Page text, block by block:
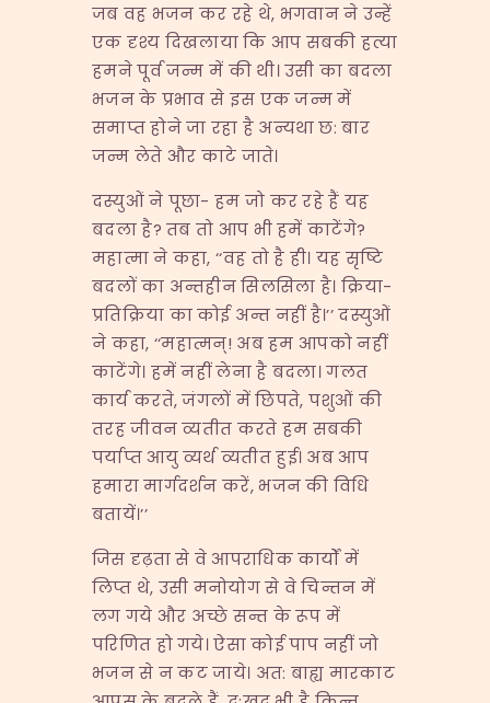
जब वह भजन कर रहे थे, भगवान ने उन्हें
एक दृश्य दिखलाया कि आप सबकी हत्या
हमने पूर्व जन्म में की थी। उसी का बदला
भजन के प्रभाव से इस एक जन्म में
समाप्त होने जा रहा है अन्यथा छ: बार
जन्म लेते और काटे जाते।
दस्युओं ने पूछा- हम जो कर रहे हैं यह
बदला है? तब तो आप भी हमें काटेंगे?
महात्मा ने कहा, ‘‘वह तो है ही। यह सृष्टि
बदलों का अन्तहीन सिलसिला है। क्रिया-
प्रतिक्रिया का कोई अन्त नहीं है।’’ दस्युओं
ने कहा, ‘‘महात्मन्! अब हम आपको नहीं
काटेंगे। हमें नहीं लेना है बदला। गलत
कार्य करते, जंगलों में छिपते, पशुओं की
तरह जीवन व्यतीत करते हम सबकी
पर्याप्त आयु व्यर्थ व्यतीत हुई। अब आप
हमारा मार्गदर्शन करें, भजन की विधि
बतायें।’’
जिस दृढ़ता से वे आपराधिक कार्यों में
लिप्त थे, उसी मनोयोग से वे चिन्तन में
लग गये और अच्छे सन्त के रूप में
परिणित हो गये। ऐसा कोई पाप नहीं जो
भजन से न कट जाये। अत: बाह्य मारकाट